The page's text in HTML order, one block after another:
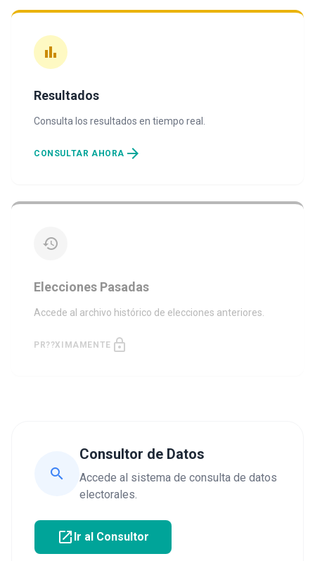
bar_chart
Resultados
Consulta los resultados en tiempo real.
CONSULTAR AHORA arrow_forward
history
Elecciones Pasadas
Accede al archivo histórico de elecciones anteriores.
PR??XIMAMENTE lock
search
Consultor de Datos
Accede al sistema de consulta de datos
electorales.
open_in_new Ir al Consultor